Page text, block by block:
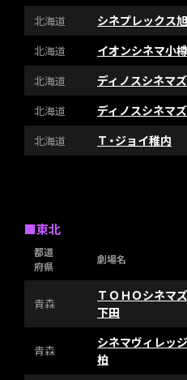
北海道
シネプレックス
北海道
イオンシネマ小樽
北海道
ディノスシネマ
北海道
ディノスシネマ
北海道
Ｔ・ジョイ稚内
■東北
都道
府県
劇場名
青森
ＴＯＨＯシネマ
下田
青森
シネマヴィレッ
柏